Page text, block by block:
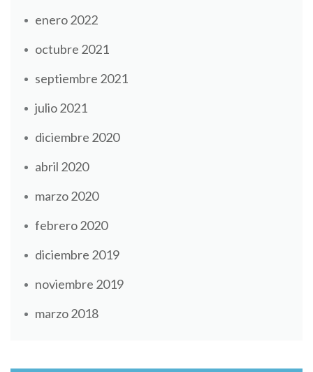
enero 2022
octubre 2021
septiembre 2021
julio 2021
diciembre 2020
abril 2020
marzo 2020
febrero 2020
diciembre 2019
noviembre 2019
marzo 2018